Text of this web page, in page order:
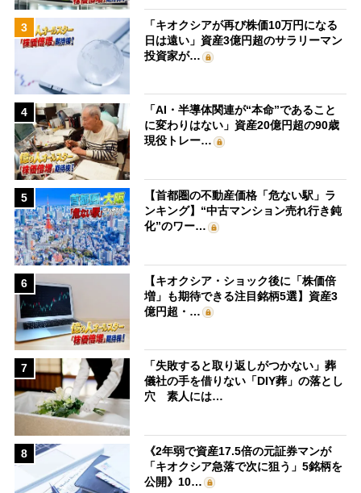
3
「キオクシアが再び株価10万円になる
日は遠い」資産3億円超のサラリーマン
投資家が…
4
「AI・半導体関連が“本命”であること
に変わりはない」資産20億円超の90歳
現役トレー…
5
【首都圏の不動産価格「危ない駅」ラ
ンキング】“中古マンション売れ行き鈍
化”のワー…
6
【キオクシア・ショック後に「株価倍
増」も期待できる注目銘柄5選】資産3
億円超・…
7
「失敗すると取り返しがつかない」葬
儀社の手を借りない「DIY葬」の落とし
穴 素人には…
8
《2年弱で資産17.5倍の元証券マンが
「キオクシア急落で次に狙う」5銘柄を
公開》10…